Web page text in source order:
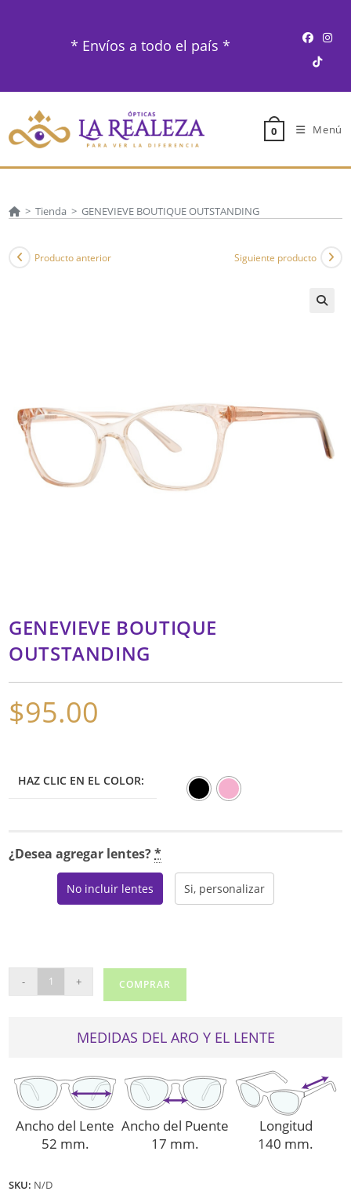
* Envíos a todo el país *
0 Menú
> Tienda > GENEVIEVE BOUTIQUE OUTSTANDING
Producto anterior Siguiente producto
GENEVIEVE BOUTIQUE
OUTSTANDING
$95.00
HAZ CLIC EN EL COLOR:
¿Desea agregar lentes?*
No incluir lentes Si, personalizar
GENEVIEVE
BOUTIQUE
- + COMPRAR
MEDIDAS DEL ARO Y EL LENTE
Ancho del Lente
52 mm.
Ancho del Puente
17 mm.
Longitud
140 mm.
SKU: N/D